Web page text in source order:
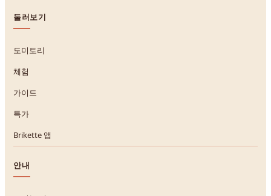
둘러보기
도미토리
체험
가이드
특가
Brikette 앱
안내